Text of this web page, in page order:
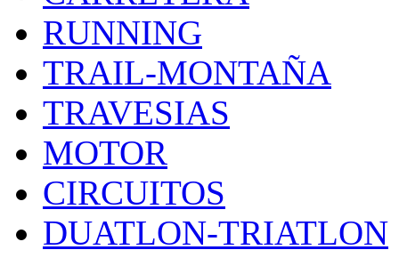
RUNNING
TRAIL-MONTAÑA
TRAVESIAS
MOTOR
CIRCUITOS
DUATLON-TRIATLON